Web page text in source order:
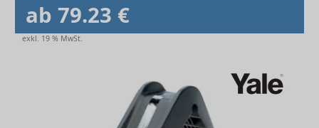
ab 79.23 €
exkl. 19 % MwSt.